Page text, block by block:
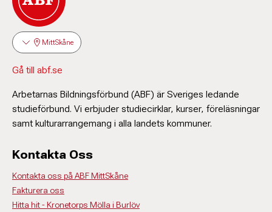
MittSkåne
Gå till abf.se
Arbetarnas Bildningsförbund (ABF) är Sveriges ledande
studieförbund. Vi erbjuder studiecirklar, kurser, föreläsningar
samt kulturarrangemang i alla landets kommuner.
Kontakta Oss
Kontakta oss på ABF MittSkåne
Fakturera oss
Hitta hit - Kronetorps Mölla i Burlöv